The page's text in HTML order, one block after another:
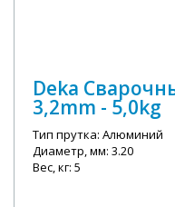
Deka
3,2mm - 5,0kg
Тип прутка: Алюминий
Диаметр, мм: 3.20
Вес, кг: 5